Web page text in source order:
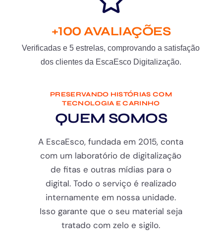
+100 AVALIAÇÕES
Verificadas e 5 estrelas, comprovando a satisfação
dos clientes da EscaEsco Digitalização.
PRESERVANDO HISTÓRIAS COM
TECNOLOGIA E CARINHO
QUEM SOMOS
A EscaEsco, fundada em 2015, conta
com um laboratório de digitalização
de fitas e outras mídias para o
digital. Todo o serviço é realizado
internamente em nossa unidade.
Isso garante que o seu material seja
tratado com zelo e sigilo.